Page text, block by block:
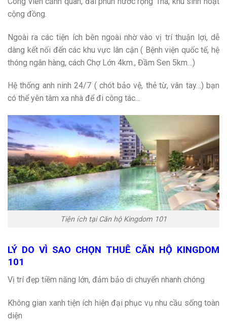
cộng đồng.
Ngoài ra các tiện ích bên ngoài nhờ vào vị trí thuận lợi, dễ
dàng kết nối đến các khu vực lân cận ( Bệnh viện quốc tế, hệ
thóng ngân hàng, cách Chợ Lớn 4km., Đầm Sen 5km…)
Hệ thống anh ninh 24/7 ( chót bảo vệ, thẻ từ, vân tay…) bạn
có thể yên tâm xa nhà để đi công tác…
Tiện ích tại Căn hộ Kingdom 101
LÝ DO VÌ SAO CHỌN THUÊ CĂN HỘ KINGDOM
101
Vị trí đẹp tiềm năng lớn, đảm bảo di chuyển nhanh chóng
Không gian xanh tiện ích hiện đại phục vụ nhu cầu sống toàn
diện